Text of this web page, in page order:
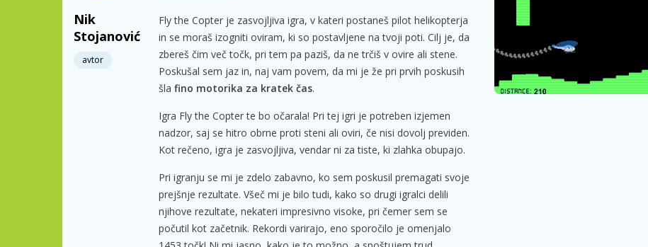
Nik
Stojanović
avtor
Fly the Copter je zasvojljiva igra, v kateri postaneš pilot helikopterja
in se moraš izogniti oviram, ki so postavljene na tvoji poti. Cilj je, da
zbereš čim več točk, pri tem pa paziš, da ne trčiš v ovire ali stene.
Poskušal sem jaz in, naj vam povem, da mi je že pri prvih poskusih
šla fino motorika za kratek čas.
Igra Fly the Copter te bo očarala! Pri tej igri je potreben izjemen
nadzor, saj se hitro obrne proti steni ali oviri, če nisi dovolj previden.
Kot rečeno, igra je zasvojljiva, vendar ni za tiste, ki zlahka obupajo.
Pri igranju se mi je zdelo zabavno, ko sem poskusil premagati svoje
prejšnje rezultate. Všeč mi je bilo tudi, kako so drugi igralci delili
njihove rezultate, nekateri impresivno visoke, pri čemer sem se
počutil kot začetnik. Rekordi varirajo, eno sporočilo je omenjalo